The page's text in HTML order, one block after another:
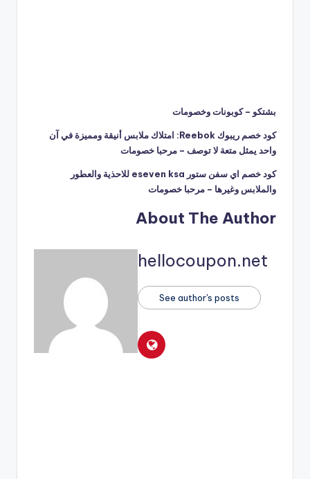
بشتكو – كوبونات وخصومات
كود خصم ريبوك Reebok: امتلاك ملابس أنيقة ومميزة في آن
واحد يمثل متعة لا توصف – مرحبا خصومات
كود خصم اي سفن ستور eseven ksa للاحذية والعطور
والملابس وغيرها – مرحبا خصومات
About The Author
hellocoupon.net
See author's posts